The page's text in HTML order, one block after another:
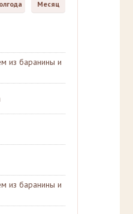
Месяц
из баранины и
из баранины и